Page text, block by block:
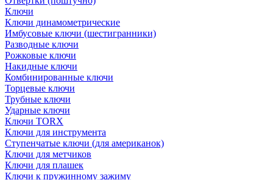
Ключи
Ключи динамометрические
Имбусовые ключи (шестигранники)
Разводные ключи
Рожковые ключи
Накидные ключи
Комбинированные ключи
Торцевые ключи
Трубные ключи
Ударные ключи
Ключи TORX
Ключи для инструмента
Ступенчатые ключи (для американок)
Ключи для метчиков
Ключи для плашек
Ключи к пружинному зажиму